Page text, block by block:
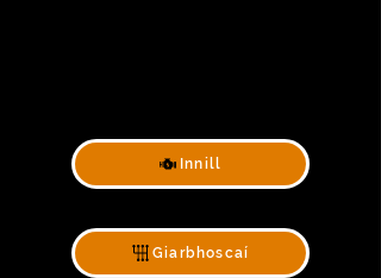
Innill
Giarbhoscaí